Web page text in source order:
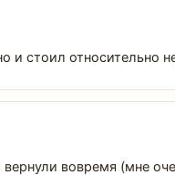
и стоил относительно
вовремя (мне